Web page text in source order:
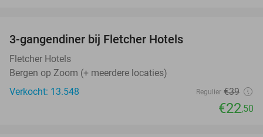
3-gangendiner bij Fletcher Hotels
Fletcher Hotels
Bergen op Zoom (+ meerdere locaties)
Verkocht: 13.548
Regulier €39
€22,50